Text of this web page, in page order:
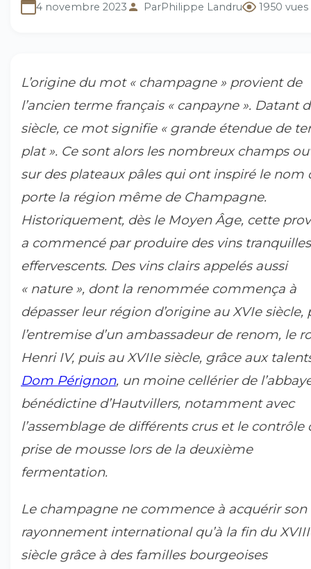
4 novembre 2023 ParPhilippe Landru 1950 vues
L’origine du mot « champagne » provient de
l’ancien terme français « canpayne ». Datant
siècle, ce mot signifie « grande étendue de
plat ». Ce sont alors les nombreux champs
sur des plateaux pâles qui ont inspiré le nom
porte la région même de Champagne.
Historiquement, dès le Moyen Âge, cette
a commencé par produire des vins
effervescents. Des vins clairs appelés aussi
« nature », dont la renommée commença à
dépasser leur région d’origine au XVIe siècle,
l’entremise d’un ambassadeur de renom, le
Henri IV, puis au XVIIe siècle, grâce aux
Dom Pérignon, un moine cellérier de
bénédictine d’Hautvillers, notamment avec
l’assemblage de différents crus et le contrôle
prise de mousse lors de la deuxième
fermentation.
Le champagne ne commence à acquérir son
rayonnement international qu’à la fin du
siècle grâce à des familles bourgeoises